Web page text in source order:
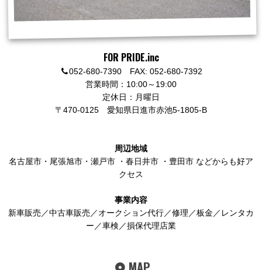
FOR PRIDE.inc
052-680-7390 FAX: 052-680-7392
営業時間：10:00～19:00
定休日：月曜日
〒470-0125 愛知県日進市赤池5-1805-B
周辺地域
名古屋市 ・ 尾張旭市 ・ 瀬戸市 ・ 春日井市 ・ 豊田市 などからも好ア
クセス
事業内容
新車販売／中古車販売／オークション代行／修理／板金／レンタカ
ー／車検／損保代理店業